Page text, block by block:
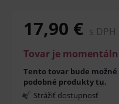
17,90 € s DPH
Tovar je
Tento tovar bude
podobné produktytu.
Strážiť dostupnosť